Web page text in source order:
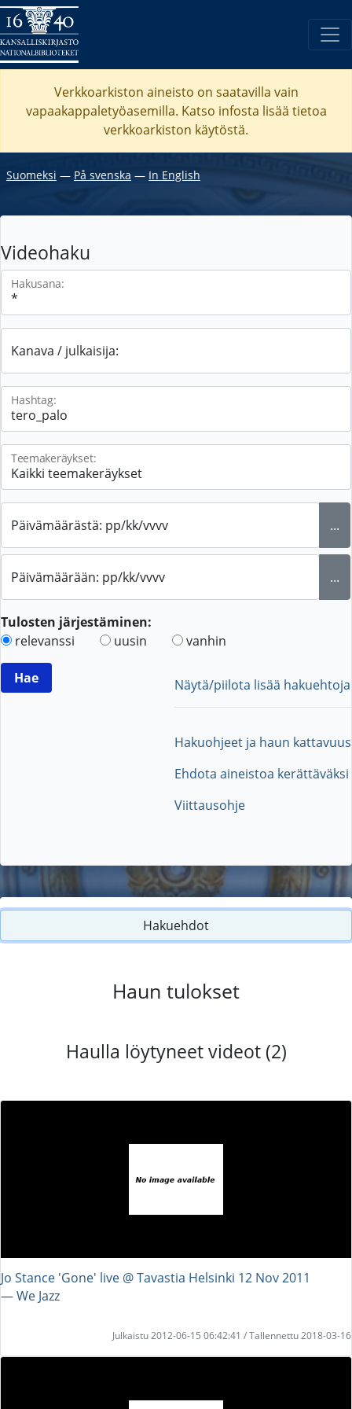
Verkkoarkiston aineisto on saatavilla vain
vapaakappaletyöasemilla. Katso infosta lisää tietoa
verkkoarkiston käytöstä.
Suomeksi ― På svenska ― In English
Videohaku
Hakusana:
Kanava / julkaisija:
Hashtag:
Teemakeräykset:
Päivämäärästä: pp/kk/vvvv ...
Päivämäärään: pp/kk/vvvv ...
Tulosten järjestäminen:
relevanssi
uusin vanhin
Näytä/piilota lisää hakuehtoja
Hakuohjeet ja haun kattavuus
Ehdota aineistoa kerättäväksi
Viittausohje
Hakuehdot
Haun tulokset
Haulla löytyneet videot (2)
Jo Stance 'Gone' live @ Tavastia Helsinki 12 Nov 2011
― We Jazz
Julkaistu 2012-06-15 06:42:41 / Tallennettu 2018-03-16